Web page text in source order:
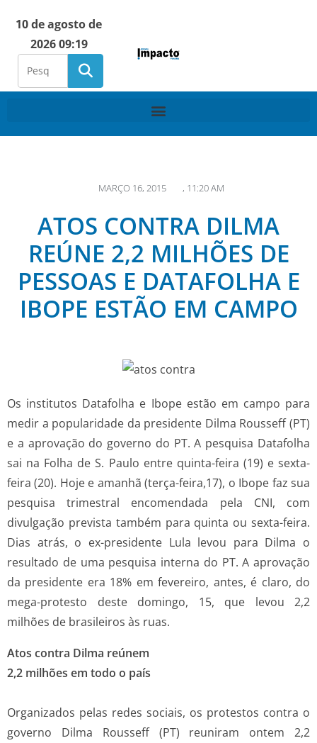
10 de agosto de
2026 09:19
MARÇO 16, 2015 , 11:20 AM
ATOS CONTRA DILMA
REÚNE 2,2 MILHÕES DE
PESSOAS E DATAFOLHA E
IBOPE ESTÃO EM CAMPO
Os institutos Datafolha e Ibope estão em campo para
medir a popularidade da presidente Dilma Rousseff (PT)
e a aprovação do governo do PT. A pesquisa Datafolha
sai na Folha de S. Paulo entre quinta-feira (19) e sexta-
feira (20). Hoje e amanhã (terça-feira,17), o Ibope faz sua
pesquisa trimestral encomendada pela CNI, com
divulgação prevista também para quinta ou sexta-feira.
Dias atrás, o ex-presidente Lula levou para Dilma o
resultado de uma pesquisa interna do PT. A aprovação
da presidente era 18% em fevereiro, antes, é claro, do
mega-protesto deste domingo, 15, que levou 2,2
milhões de brasileiros às ruas.
Atos contra Dilma reúnem
2,2 milhões em todo o país
Organizados pelas redes sociais, os protestos contra o
governo Dilma Rousseff (PT) reuniram ontem 2,2